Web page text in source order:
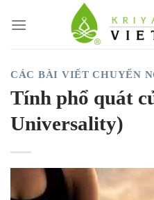
CÁC BÀI VIẾT CHUYỂN
Tính phổ quát
Universality)